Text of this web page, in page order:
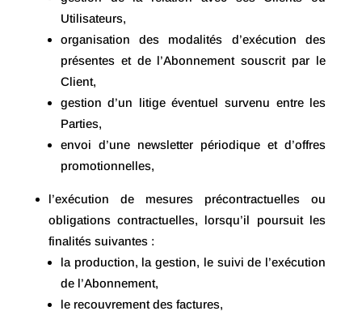
Utilisateurs,
organisation des modalités d’exécution des
présentes et de l’Abonnement souscrit par le
Client,
gestion d’un litige éventuel survenu entre les
Parties,
envoi d’une newsletter périodique et d’offres
promotionnelles,
l’exécution de mesures précontractuelles ou
obligations contractuelles, lorsqu’il poursuit les
finalités suivantes :
la production, la gestion, le suivi de l’exécution
de l’Abonnement,
le recouvrement des factures,